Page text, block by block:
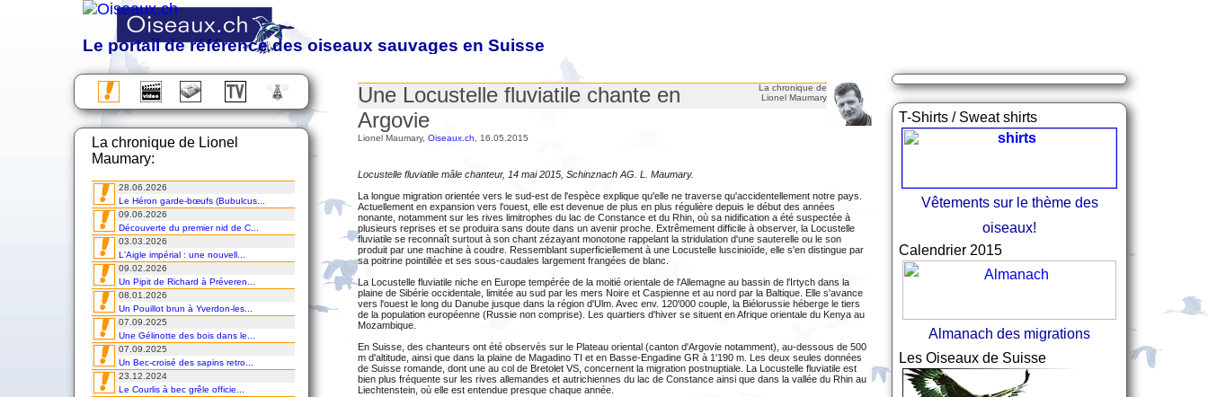
Le portail de référence des oiseaux sauvages en Suisse
Observation, étude, protection et photographie des oiseaux sauvages
Almanach des migrations
Chronique
Excursions
Voyages
DVD
La chronique de Lionel
Maumary:
28.06.2026
Le Héron garde-bœufs (Bubulcus...
09.06.2026
Découverte du premier nid de C...
03.03.2026
L'Aigle impérial : une nouvell...
09.02.2026
Un Pipit de Richard à Préveren...
08.01.2026
Un Pouillot brun à Yverdon-les...
07.09.2025
Une Gélinotte des bois dans le...
07.09.2025
Un Bec-croisé des sapins retro...
23.12.2024
Le Courlis à bec grêle officie...
T-Shirts / Sweat shirts
Vêtements sur le thème des
oiseaux!
Calendrier 2015
Almanach des migrations
Les Oiseaux de Suisse
Une Locustelle fluviatile chante en
Argovie
La chronique de
Lionel Maumary
Lionel Maumary, Oiseaux.ch , 16.05.2015
Locustelle fluviatile mâle chanteur, 14 mai 2015, Schinznach AG. L. Maumary.
La longue migration orientée vers le sud-est de l'espèce explique qu'elle ne traverse qu'accidentellement notre pays.
Actuellement en expansion vers l'ouest, elle est devenue de plus en plus régulière depuis le début des années
nonante, notamment sur les rives limitrophes du lac de Constance et du Rhin, où sa nidification a été suspectée à
plusieurs reprises et se produira sans doute dans un avenir proche. Extrêmement difficile à observer, la Locustelle
fluviatile se reconnaît surtout à son chant zézayant monotone rappelant la stridulation d'une sauterelle ou le son
produit par une machine à coudre. Ressemblant superficiellement à une Locustelle luscinioïde, elle s'en distingue par
sa poitrine pointillée et ses sous-caudales largement frangées de blanc.
La Locustelle fluviatile niche en Europe tempérée de la moitié orientale de l'Allemagne au bassin de l'Irtych dans la
plaine de Sibérie occidentale, limitée au sud par les mers Noire et Caspienne et au nord par la Baltique. Elle s'avance
vers l'ouest le long du Danube jusque dans la région d'Ulm. Avec env. 120'000 couple, la Biélorussie héberge le tiers
de la population européenne (Russie non comprise). Les quartiers d'hiver se situent en Afrique orientale du Kenya au
Mozambique.
En Suisse, des chanteurs ont été observés sur le Plateau oriental (canton d'Argovie notamment), au-dessous de 500
m d'altitude, ainsi que dans la plaine de Magadino TI et en Basse-Engadine GR à 1'190 m. Les deux seules données
de Suisse romande, dont une au col de Bretolet VS, concernent la migration postnuptiale. La Locustelle fluviatile est
bien plus fréquente sur les rives allemandes et autrichiennes du lac de Constance ainsi que dans la vallée du Rhin au
Liechtenstein, où elle est entendue presque chaque année.